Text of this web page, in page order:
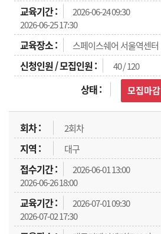
2026-06-24 09:30
2026-06-25 17:30
스페이스쉐어 서울역센터
40 / 120
모집마감
2회차
대구
2026-06-01 13:00
2026-06-26 18:00
2026-07-01 09:30
2026-07-02 17:30